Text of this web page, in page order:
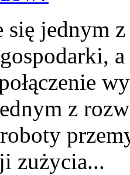
się jednym
z
zużycia...